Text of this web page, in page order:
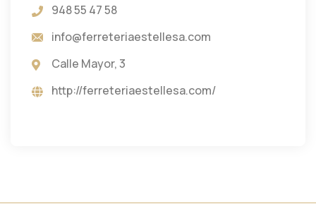
948 55 47 58
info@ferreteriaestellesa.com
Calle Mayor, 3
http://ferreteriaestellesa.com/